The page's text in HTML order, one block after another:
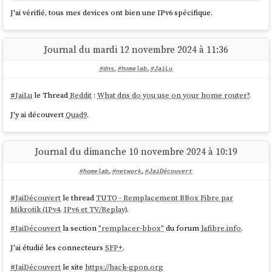
Proxmox web console"
        udp sport bootpc udp dport bootps ip
saddr 0.0.0.0 ip daddr 255.255.255.255 accept
    chain forward {
filter; policy accept;
    }
    chain output {
type filter hook output priority
}
table nat {
type nat hook prerouting priority
Les valeurs du ping et dujittersont comparables, seul le débit est
J'ai vérifié, tous mes devices ont bien une IPv6 spécifique.
Journal du mardi 12 novembre 2024 à 11:36
#dns, #homelab, #JaiLu
#JaiLule ThreadReddit :What dns do you use on your home router?.
J'y ai découvertQuad9.
Journal du dimanche 10 novembre 2024 à 10:19
#homelab, #network, #JaiDécouvert
#JaiDécouvertle threadTUTO - Remplacement BBox Fibre par
Mikrotik (IPv4, IPv6 et TV/Replay).
#JaiDécouvertla section"remplacer-bbox"du forum lafibre.info.
J'ai étudié les connecteursSFP+.
#JaiDécouvertle site https://hack-gpon.org